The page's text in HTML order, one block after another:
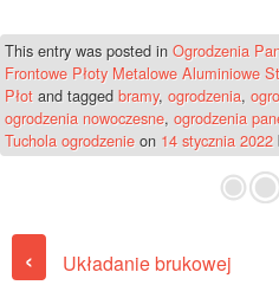
This entry was posted in Ogrodzenia
Frontowe Płoty Metalowe Aluminiowe
Płot and tagged bramy, ogrodzenia,
ogrodzenia nowoczesne, ogrodzenia
Tuchola ogrodzenie on 14 stycznia 2022
Post
‹
Układanie brukowej